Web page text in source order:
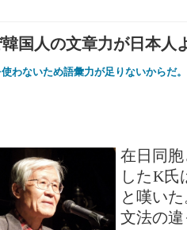
国人の文章力が日本人
わないため語彙力が足りないからだ。
在日同
したK氏
と嘆い
文法の